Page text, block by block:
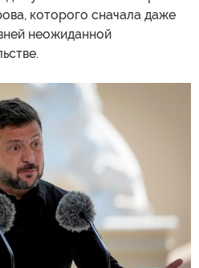
которого сначала даже
неожиданной